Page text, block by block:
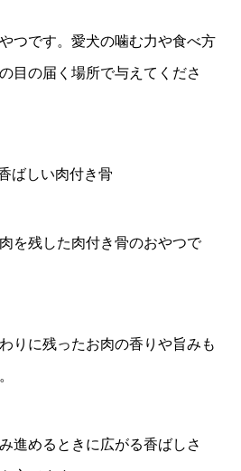
つです。愛犬の噛む力や食べ方
目の届く場所で与えてくださ
ばしい肉付き骨
を残した肉付き骨のおやつで
りに残ったお肉の香りや旨みも
進めるときに広がる香ばしさ